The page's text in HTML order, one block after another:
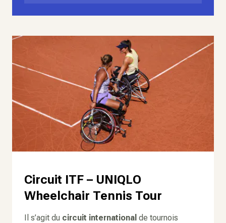
Circuit ITF – UNIQLO
Wheelchair Tennis Tour
Il s’agit du circuit international de tournois